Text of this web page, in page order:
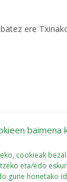
baimena
cookieak
eta/edo
gune honetako
ere